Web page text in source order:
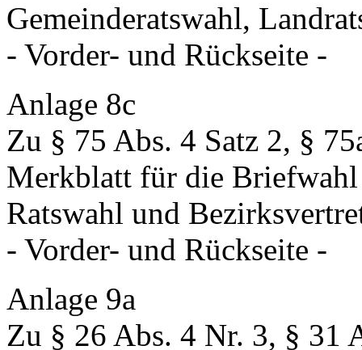
Gemeinderatswahl,
- Vorder- und Rückseite -
Anlage 8c
Zu § 75 Abs. 4 Satz 2, §
Merkblatt für die
Ratswahl und
- Vorder- und Rückseite -
Anlage 9a
Zu § 26 Abs. 4 Nr. 3, § 31